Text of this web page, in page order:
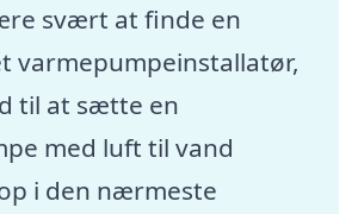
svært at finde en
varmepumpeinstallatør,
til at sætte en
med luft til vand
i den nærmeste